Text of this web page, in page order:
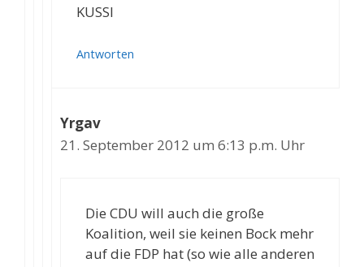
KUSSI
Antworten
Yrgav
21. September 2012 um 6:13 p.m. Uhr
Die CDU will auch die große
Koalition, weil sie keinen Bock mehr
auf die FDP hat (so wie alle anderen